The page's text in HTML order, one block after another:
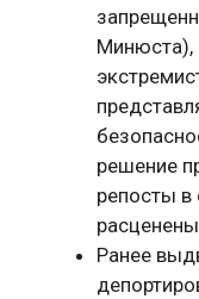
Минюста),
решение
репосты в
Ранее